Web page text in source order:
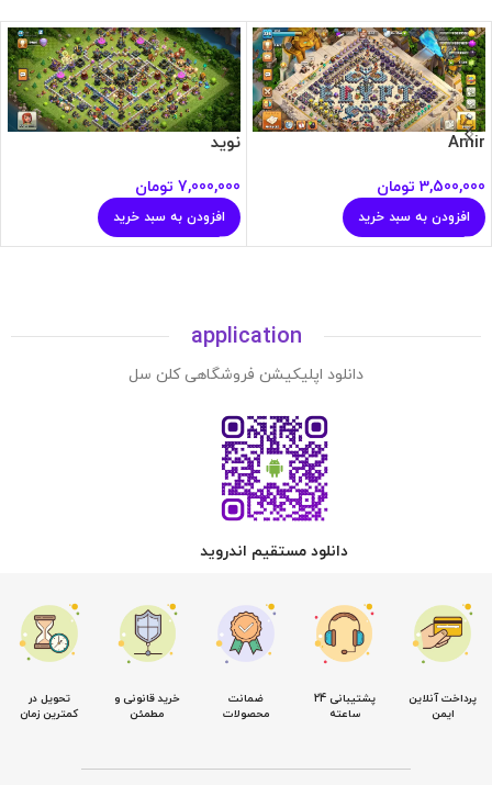
Amir
3,500,000 تومان
افزودن به سبد خرید
نوید
7,000,000 تومان
افزودن به سبد خرید
application
دانلود اپلیکیشن فروشگاهی کلن سل
دانلود مستقیم اندروید
پرداخت آنلاین
ایمن
پشتیبانی 24
ساعته
ضمانت
محصولات
خرید قانونی و
مطمئن
تحویل در
کمترین زمان